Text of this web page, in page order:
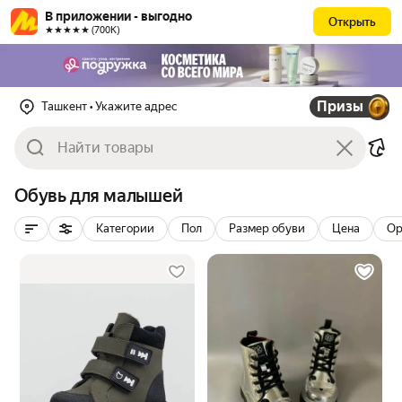
В приложении - выгодно
★★★★★ (700К)
Открыть
Ташкент • Укажите адрес Призы
Обувь для малышей
Категории Пол Размер обуви Цена